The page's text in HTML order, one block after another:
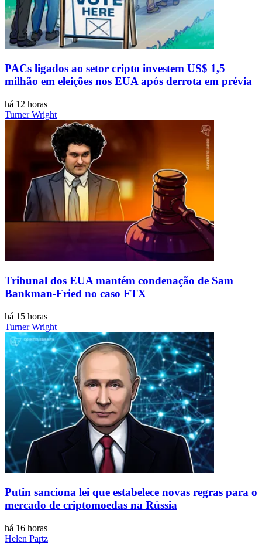
PACs ligados ao setor cripto investem US$ 1,5
milhão em eleições nos EUA após derrota em prévia
há 12 horas
Turner Wright
Tribunal dos EUA mantém condenação de Sam
Bankman-Fried no caso FTX
há 15 horas
Turner Wright
Putin sanciona lei que estabelece novas regras para o
mercado de criptomoedas na Rússia
há 16 horas
Helen Partz